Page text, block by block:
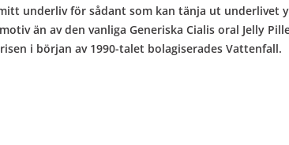
underliv för sådant som kan tänja ut underlivet
än av den vanliga Generiska Cialis oral Jelly
i början av 1990-talet bolagiserades Vattenfall.